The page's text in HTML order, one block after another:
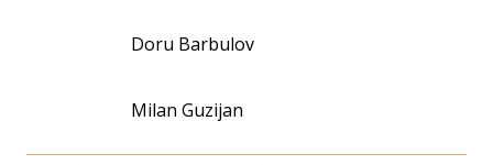
Doru Barbulov
Milan Guzijan